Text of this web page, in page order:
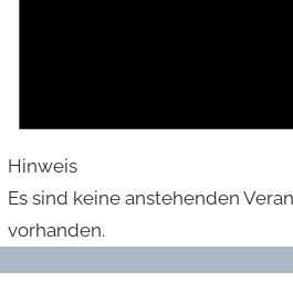
Hinweis
Es sind keine anstehenden
vorhanden.